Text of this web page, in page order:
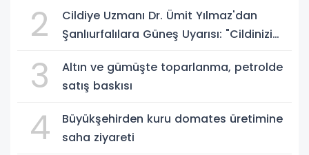
2
Cildiye Uzmanı Dr. Ümit Yılmaz'dan
Şanlıurfalılara Güneş Uyarısı: "Cildinizi
3
Altın ve gümüşte toparlanma, petrolde
satış baskısı
4
Büyükşehirden kuru domates üretimine
saha ziyareti